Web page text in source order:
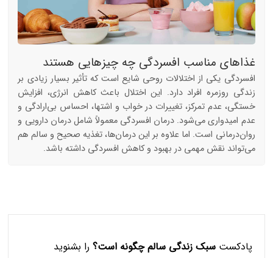
غذاهای مناسب افسردگی چه چیزهایی هستند
افسردگي يکي از اختلالات روحي شايع است که تأثير بسيار زيادي بر
زندگي روزمره افراد دارد. اين اختلال باعث کاهش انرژي، افزايش
خستگي، عدم تمرکز، تغييرات در خواب و اشتها، احساس بي‌ارادگي و
عدم اميدواري مي‌شود. درمان افسردگي معمولاً شامل درمان دارويي و
روان‌درماني است. اما علاوه بر اين درمان‌ها، تغذيه صحيح و سالم هم
مي‌تواند نقش مهمي در بهبود و کاهش افسردگي داشته باشد.
پادکستسبک زندگی سالم چگونه است؟ را بشنوید